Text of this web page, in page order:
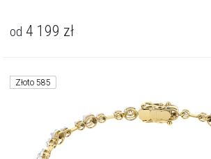
od 4 199 zł
Złoto 585